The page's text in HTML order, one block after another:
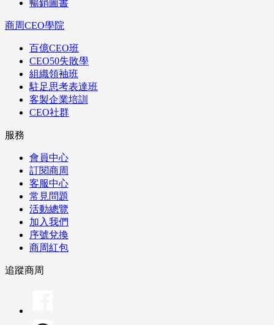
暢銷圖書
商周CEO學院
百億CEO班
CEO50失敗學
組織領袖班
駐足思考表達班
客製企業培訓
CEO社群
服務
會員中心
訂閱商周
客服中心
常見問題
活動總覽
加入我們
序號兌換
商周紅包
追蹤商周